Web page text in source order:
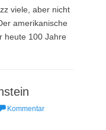
viele, aber nicht
amerikanische
heute 100 Jahre
Kommentar